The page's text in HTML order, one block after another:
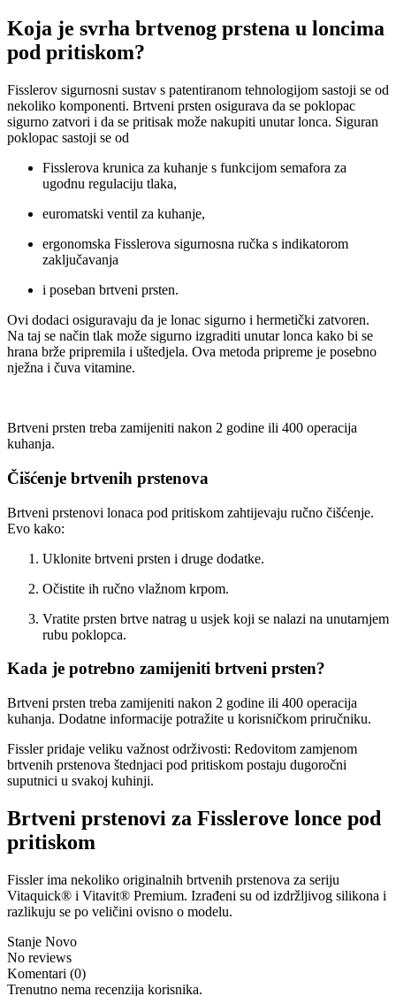
Koja je svrha brtvenog prstena u loncima
pod pritiskom?
Fisslerov sigurnosni sustav s patentiranom tehnologijom sastoji se od
nekoliko komponenti. Brtveni prsten osigurava da se poklopac
sigurno zatvori i da se pritisak može nakupiti unutar lonca. Siguran
poklopac sastoji se od
Fisslerova krunica za kuhanje s funkcijom semafora za
ugodnu regulaciju tlaka,
euromatski ventil za kuhanje,
ergonomska Fisslerova sigurnosna ručka s indikatorom
zaključavanja
i poseban brtveni prsten.
Ovi dodaci osiguravaju da je lonac sigurno i hermetički zatvoren.
Na taj se način tlak može sigurno izgraditi unutar lonca kako bi se
hrana brže pripremila i uštedjela. Ova metoda pripreme je posebno
nježna i čuva vitamine.
Brtveni prsten treba zamijeniti nakon 2 godine ili 400 operacija
kuhanja.
Čišćenje brtvenih prstenova
Brtveni prstenovi lonaca pod pritiskom zahtijevaju ručno čišćenje.
Evo kako:
Uklonite brtveni prsten i druge dodatke.
Očistite ih ručno vlažnom krpom.
Vratite prsten brtve natrag u usjek koji se nalazi na unutarnjem
rubu poklopca.
Kada je potrebno zamijeniti brtveni prsten?
Brtveni prsten treba zamijeniti nakon 2 godine ili 400 operacija
kuhanja. Dodatne informacije potražite u korisničkom priručniku.
Fissler pridaje veliku važnost održivosti: Redovitom zamjenom
brtvenih prstenova štednjaci pod pritiskom postaju dugoročni
suputnici u svakoj kuhinji.
Brtveni prstenovi za Fisslerove lonce pod
pritiskom
Fissler ima nekoliko originalnih brtvenih prstenova za seriju
Vitaquick® i Vitavit® Premium. Izrađeni su od izdržljivog silikona i
razlikuju se po veličini ovisno o modelu.
Stanje Novo
No reviews
Komentari (0)
Trenutno nema recenzija korisnika.